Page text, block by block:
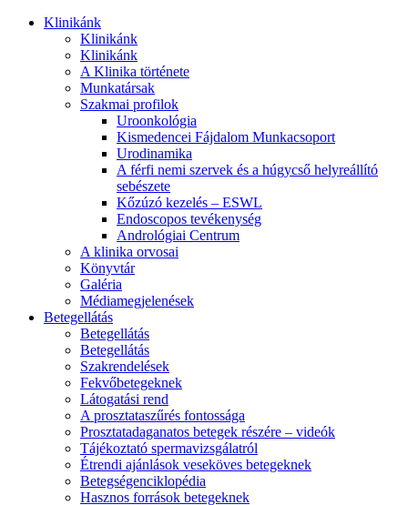
Klinikánk
Klinikánk
Klinikánk
A Klinika története
Munkatársak
Szakmai profilok
Uroonkológia
Kismedencei Fájdalom Munkacsoport
Urodinamika
A férfi nemi szervek és a húgycső helyreállító
sebészete
Kőzúzó kezelés – ESWL
Endoscopos tevékenység
Andrológiai Centrum
A klinika orvosai
Könyvtár
Galéria
Médiamegjelenések
Betegellátás
Betegellátás
Betegellátás
Szakrendelések
Fekvőbetegeknek
Látogatási rend
A prosztataszűrés fontossága
Prosztatadaganatos betegek részére – videók
Tájékoztató spermavizsgálatról
Étrendi ajánlások veseköves betegeknek
Betegségenciklopédia
Hasznos források betegeknek